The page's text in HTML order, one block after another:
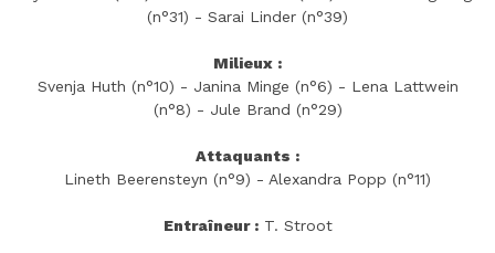
(n°31) - Sarai Linder (n°39)
Milieux :
Svenja Huth (n°10) - Janina Minge (n°6) - Lena Lattwein
(n°8) - Jule Brand (n°29)
Attaquants :
Lineth Beerensteyn (n°9) - Alexandra Popp (n°11)
Entraîneur :T. Stroot